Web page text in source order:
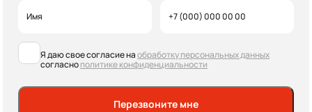
Я даю свое согласие наобработку персональных данных
согласнополитике конфиденциальности
Перезвоните мне